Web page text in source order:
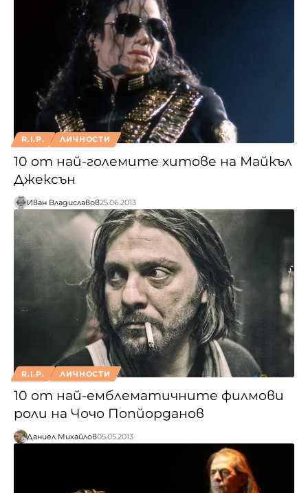
R.I.P. ЛИЧНОСТИ
10 от най-големите хитове на Майкъл
Джексън
Иван Владиславов25.06.2013
R.I.P. ЛИЧНОСТИ
10 от най-емблематичните филмови
роли на Чочо Попйорданов
Даниел Михайлов05.05.2013